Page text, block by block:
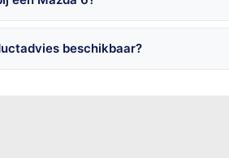
beschikbaar?